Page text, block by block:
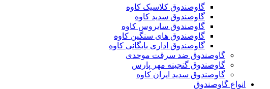
گاوصندوق کلاسیک کاوه
گاوصندوق سدید کاوه
گاوصندوق سایروس کاوه
گاوصندوق های سنگین کاوه
گاوصندوق اداری بایگانی کاوه
گاوصندوق ضد سرقت موحدی
گاوصندوق گنجینه مهر پارس
گاوصندوق سدید ایران کاوه
انواع گاوصندوق